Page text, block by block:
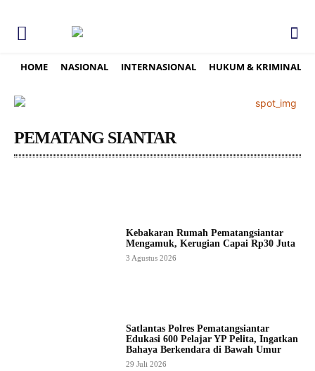
HOME NASIONAL INTERNASIONAL HUKUM & KRIMINAL
PEMATANG SIANTAR
Kebakaran Rumah Pematangsiantar
Mengamuk, Kerugian Capai Rp30 Juta
3 Agustus 2026
Satlantas Polres Pematangsiantar
Edukasi 600 Pelajar YP Pelita, Ingatkan
Bahaya Berkendara di Bawah Umur
29 Juli 2026